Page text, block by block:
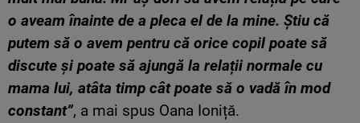
o aveam înainte de a pleca el de la mine. Știu că
putem să o avem pentru că orice copil poate să
discute și poate să ajungă la relații normale cu
mama lui, atâta timp cât poate să o vadă în mod
constant”, a mai spus Oana Ioniță.